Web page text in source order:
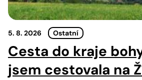
5. 8. 2026 Ostatní
Cesta do kraje
jsem cestovala na